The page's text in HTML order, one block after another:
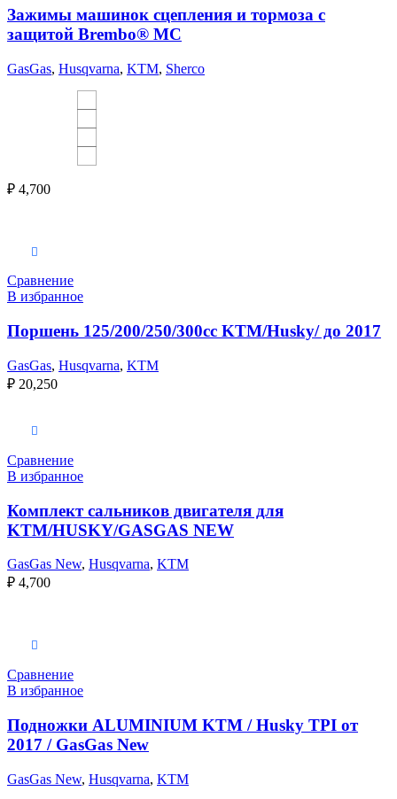
Зажимы машинок сцепления и тормоза с
защитой Brembo® MC
GasGas, Husqvarna, KTM, Sherco
₽ 4,700
Сравнение
В избранное
Поршень 125/200/250/300сс KTM/Husky/ до 2017
GasGas, Husqvarna, KTM
₽ 20,250
Сравнение
В избранное
Комплект сальников двигателя для
KTM/HUSKY/GASGAS NEW
GasGas New, Husqvarna, KTM
₽ 4,700
Сравнение
В избранное
Подножки ALUMINIUM KTM / Husky TPI от
2017 / GasGas New
GasGas New, Husqvarna, KTM